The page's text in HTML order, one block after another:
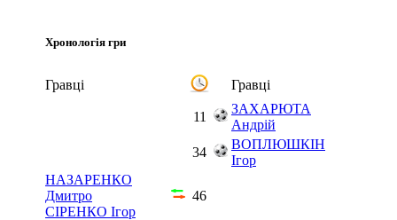
Хронологія гри
Гравці Гравці
11
ЗАХАРЮТА
Андрій
34
ВОПЛЮШКІН
Ігор
НАЗАРЕНКО
Дмитро
СІРЕНКО Ігор
46